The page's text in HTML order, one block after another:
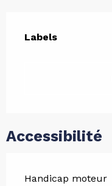
Labels
Labels
Accessibilité
Handicap moteur